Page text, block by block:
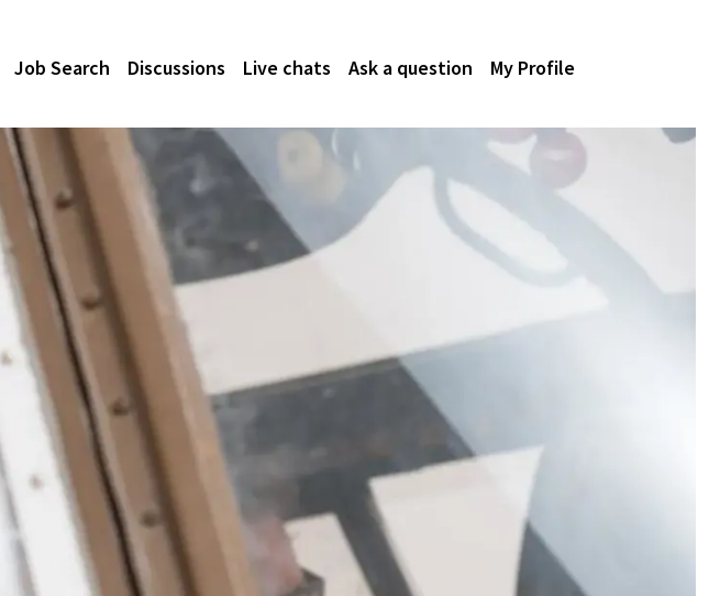
Job Search Discussions Live chats Ask a question My Profile